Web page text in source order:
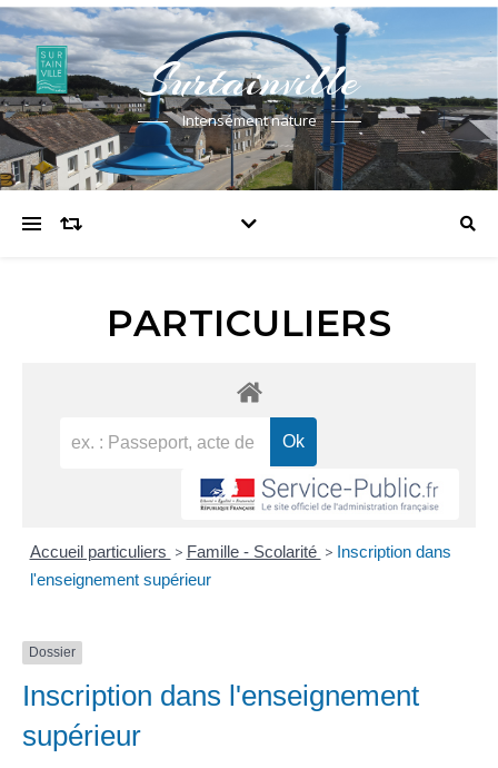
Surtainville
Intensément nature
PARTICULIERS
Accueil particuliers > Famille - Scolarité > Inscription dans
l'enseignement supérieur
Dossier
Inscription dans l'enseignement
supérieur